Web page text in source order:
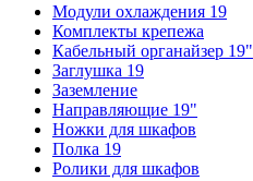
Модули охлаждения 19
Комплекты крепежа
Кабельный органайзер 19"
Заглушка 19
Заземление
Направляющие 19"
Ножки для шкафов
Полка 19
Ролики для шкафов